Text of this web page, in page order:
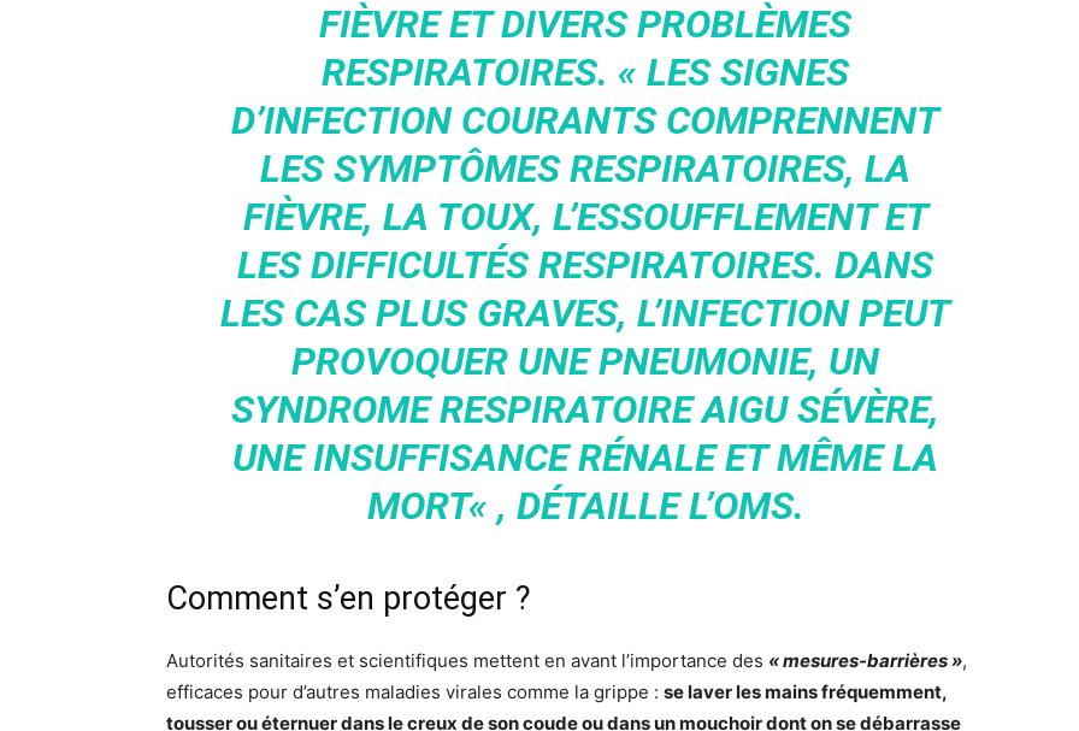
FIÈVRE ET DIVERS PROBLÈMES
RESPIRATOIRES. « LES SIGNES
D’INFECTION COURANTS COMPRENNENT
LES SYMPTÔMES RESPIRATOIRES, LA
FIÈVRE, LA TOUX, L’ESSOUFFLEMENT ET
LES DIFFICULTÉS RESPIRATOIRES. DANS
LES CAS PLUS GRAVES, L’INFECTION PEUT
PROVOQUER UNE PNEUMONIE, UN
SYNDROME RESPIRATOIRE AIGU SÉVÈRE,
UNE INSUFFISANCE RÉNALE ET MÊME LA
MORT« , DÉTAILLE L’OMS.
Comment s’en protéger ?
Autorités sanitaires et scientifiques mettent en avant l’importance des « mesures-barrières »,
efficaces pour d’autres maladies virales comme la grippe : se laver les mains fréquemment,
tousser ou éternuer dans le creux de son coude ou dans un mouchoir dont on se débarrasse